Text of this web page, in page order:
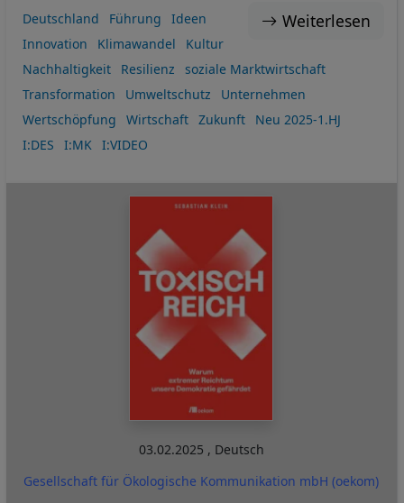
Weiterlesen
Deutschland Führung
Ideen
Innovation
Klimawandel
Kultur
Nachhaltigkeit
Resilienz
soziale Marktwirtschaft
Transformation
Umweltschutz
Unternehmen
Wertschöpfung
Wirtschaft Zukunft
Neu 2025-1.HJ
I:DES
I:MK I:VIDEO
03.02.2025 , Deutsch
Gesellschaft für Ökologische Kommunikation mbH (oekom)